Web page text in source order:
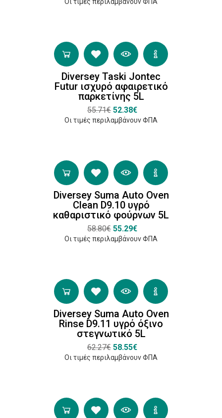
Diversey Taski Jontec
Futur ισχυρό αφαιρετικό
παρκετίνης 5L
55.71€ 52.38€
Οι τιμές περιλαμβάνουν ΦΠΑ
Diversey Suma Auto Oven
Clean D9.10 υγρό
καθαριστικό φούρνων 5L
58.80€ 55.29€
Οι τιμές περιλαμβάνουν ΦΠΑ
Diversey Suma Auto Oven
Rinse D9.11 υγρό όξινο
στεγνωτικό 5L
62.27€ 58.55€
Οι τιμές περιλαμβάνουν ΦΠΑ